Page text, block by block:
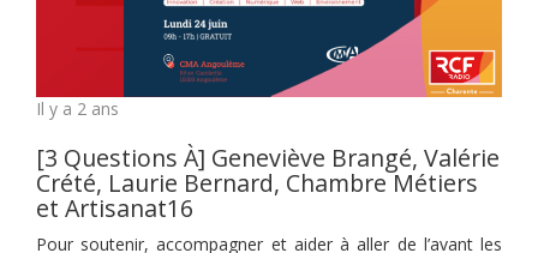
Il y a 2 ans
[3 Questions À] Geneviève Brangé, Valérie
Crété, Laurie Bernard, Chambre Métiers
et Artisanat16
Pour soutenir, accompagner et aider à aller de l’avant les